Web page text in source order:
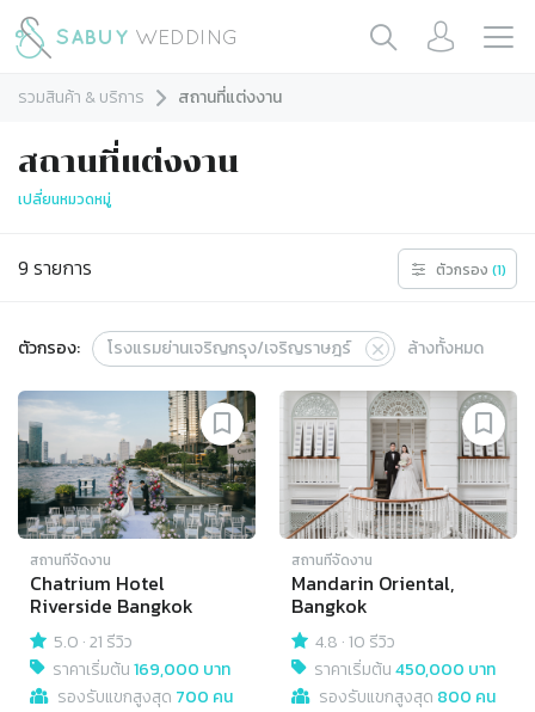
รวมสินค้า & บริการ สถานที่แต่งงาน
สถานที่แต่งงาน
เปลี่ยนหมวดหมู่
9 รายการ ตัวกรอง (1)
ตัวกรอง: โรงแรมย่านเจริญกรุง/เจริญราษฎร์ ล้างทั้งหมด
สถานที่จัดงาน
Chatrium Hotel
Riverside Bangkok
5.0 ·21 รีวิว
ราคาเริ่มต้น169,000 บาท
รองรับแขกสูงสุด 700 คน
สถานที่จัดงาน
Mandarin Oriental,
Bangkok
4.8 ·10 รีวิว
ราคาเริ่มต้น450,000 บาท
รองรับแขกสูงสุด 800 คน